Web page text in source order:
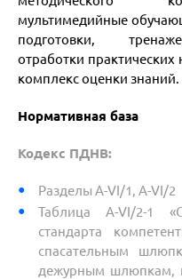
мультимедийные
подготовки,
отработки
комплекс оценки знаний.
Нормативная база
Кодекс ПДНВ:
Разделы A-VI/1, A-VI/2
Таблица A-VI/2-1
стандарта
спасательным
дежурным шлюпкам,